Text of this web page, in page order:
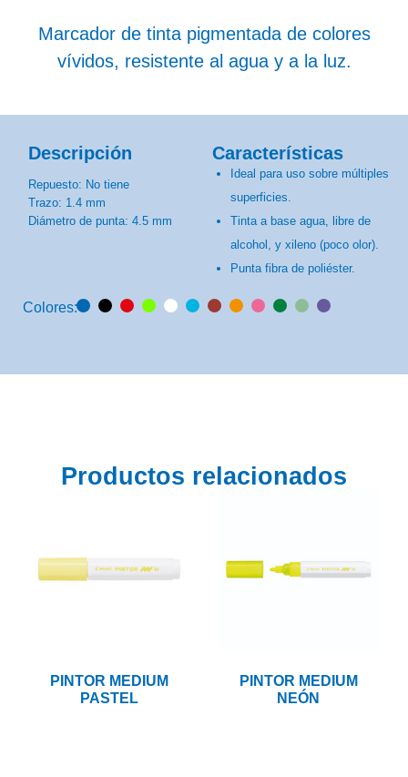
Marcador de tinta pigmentada de colores
vívidos, resistente al agua y a la luz.
Descripción
Repuesto: No tiene
Trazo: 1.4 mm
Diámetro de punta: 4.5 mm
Características
Ideal para uso sobre múltiples
superficies.
Tinta a base agua, libre de
alcohol, y xileno (poco olor).
Punta fibra de poliéster.
Colores:
Productos relacionados
PINTOR MEDIUM
PASTEL
PINTOR MEDIUM
NEÓN